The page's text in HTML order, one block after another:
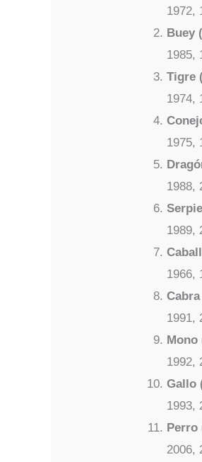
1972,
Buey
1985,
Tigre
1974,
1975,
1988,
1989,
1966,
1991,
Mono
1992,
Gallo
1993,
Perro
2006,